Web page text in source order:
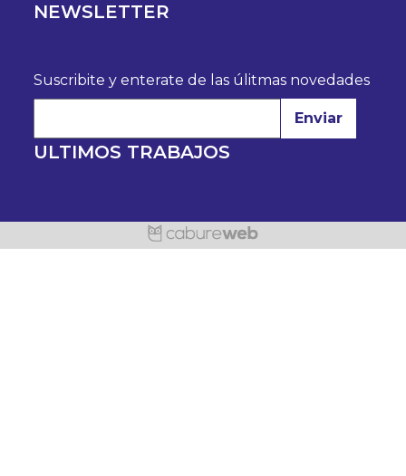
NEWSLETTER
Suscribite y enterate de las úlitmas novedades
Enviar
ULTIMOS TRABAJOS